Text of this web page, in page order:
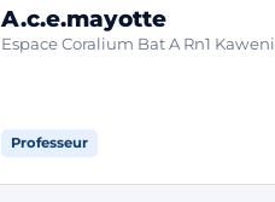
A.c.e.mayotte
Espace Coralium Bat A Rn1 Kaweni
Professeur